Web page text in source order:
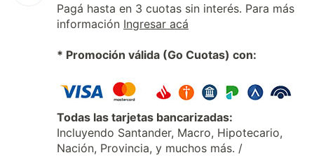
Pagá hasta en 3 cuotas sin interés. Para más
información Ingresar acá
* Promoción válida (Go Cuotas) con:
Todas las tarjetas bancarizadas:
Incluyendo Santander, Macro, Hipotecario,
Nación, Provincia, y muchos más. /